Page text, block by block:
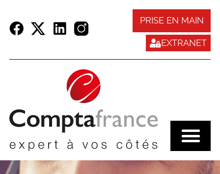
PRISE EN MAIN
EXTRANET